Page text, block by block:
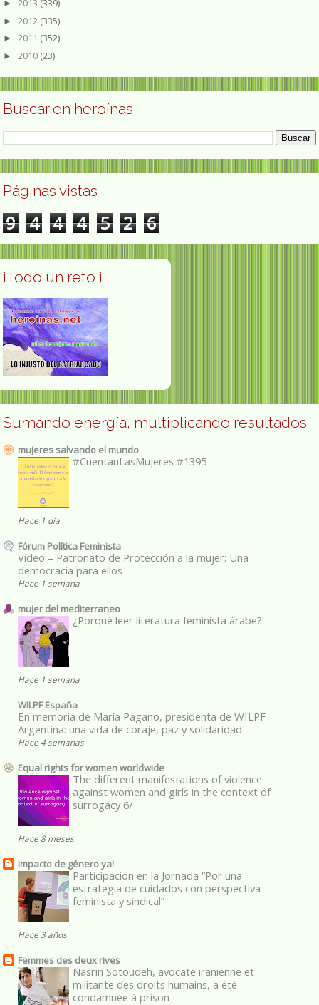
► 2013 (339)
► 2012 (335)
► 2011 (352)
► 2010 (23)
Buscar en heroínas
Páginas vistas
9 4 4 4 5 2 6
¡Todo un reto ¡
Sumando energía, multiplicando resultados
mujeres salvando el mundo
#CuentanLasMujeres #1395
Hace 1 día
Fórum Política Feminista
Vídeo – Patronato de Protección a la mujer: Una
democracia para ellos
Hace 1 semana
mujer del mediterraneo
¿Porqué leer literatura feminista árabe?
Hace 1 semana
WILPF España
En memoria de María Pagano, presidenta de WILPF
Argentina: una vida de coraje, paz y solidaridad
Hace 4 semanas
Equal rights for women worldwide
The different manifestations of violence
against women and girls in the context of
surrogacy 6/
Hace 8 meses
Impacto de género ya!
Participación en la Jornada “Por una
estrategia de cuidados con perspectiva
feminista y sindical”
Hace 3 años
Femmes des deux rives
Nasrin Sotoudeh, avocate iranienne et
militante des droits humains, a été
condamnée à prison